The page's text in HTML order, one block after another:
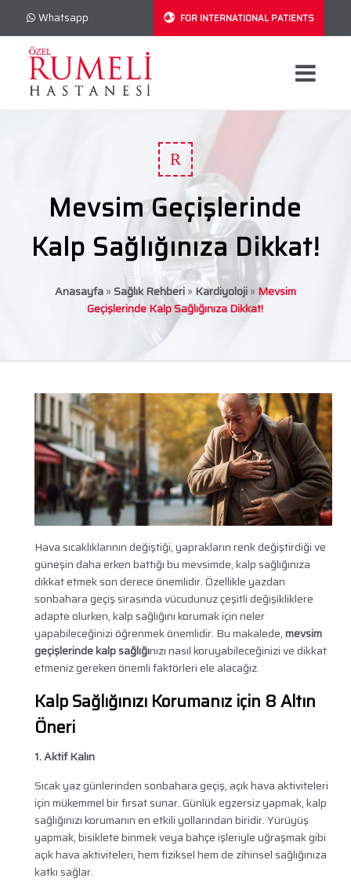
Whatsapp FOR INTERNATIONAL PATIENTS
R
Mevsim Geçişlerinde
Kalp Sağlığınıza Dikkat!
Anasayfa» Sağlık Rehberi» Kardiyoloji» Mevsim
Geçişlerinde Kalp Sağlığınıza Dikkat!
Hava sıcaklıklarının değiştiği, yaprakların renk değiştirdiği ve
güneşin daha erken battığı bu mevsimde, kalp sağlığınıza
dikkat etmek son derece önemlidir. Özellikle yazdan
sonbahara geçiş sırasında vücudunuz çeşitli değişikliklere
adapte olurken, kalp sağlığını korumak için neler
yapabileceğinizi öğrenmek önemlidir. Bu makalede,mevsim
geçişlerinde kalp sağlığınızı nasıl koruyabileceğinizi ve dikkat
etmeniz gereken önemli faktörleri ele alacağız.
Kalp Sağlığınızı Korumanız için 8 Altın
Öneri
1. Aktif Kalın
Sıcak yaz günlerinden sonbahara geçiş, açık hava aktiviteleri
için mükemmel bir fırsat sunar. Günlük egzersiz yapmak, kalp
sağlığınızı korumanın en etkili yollarından biridir. Yürüyüş
yapmak, bisiklete binmek veya bahçe işleriyle uğraşmak gibi
açık hava aktiviteleri, hem fiziksel hem de zihinsel sağlığınıza
katkı sağlar.